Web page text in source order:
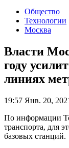
Общество
Технологии
Москва
Власти
году
линиях
19:57 Янв. 20,
По информации
транспорта, для
базовых станций.